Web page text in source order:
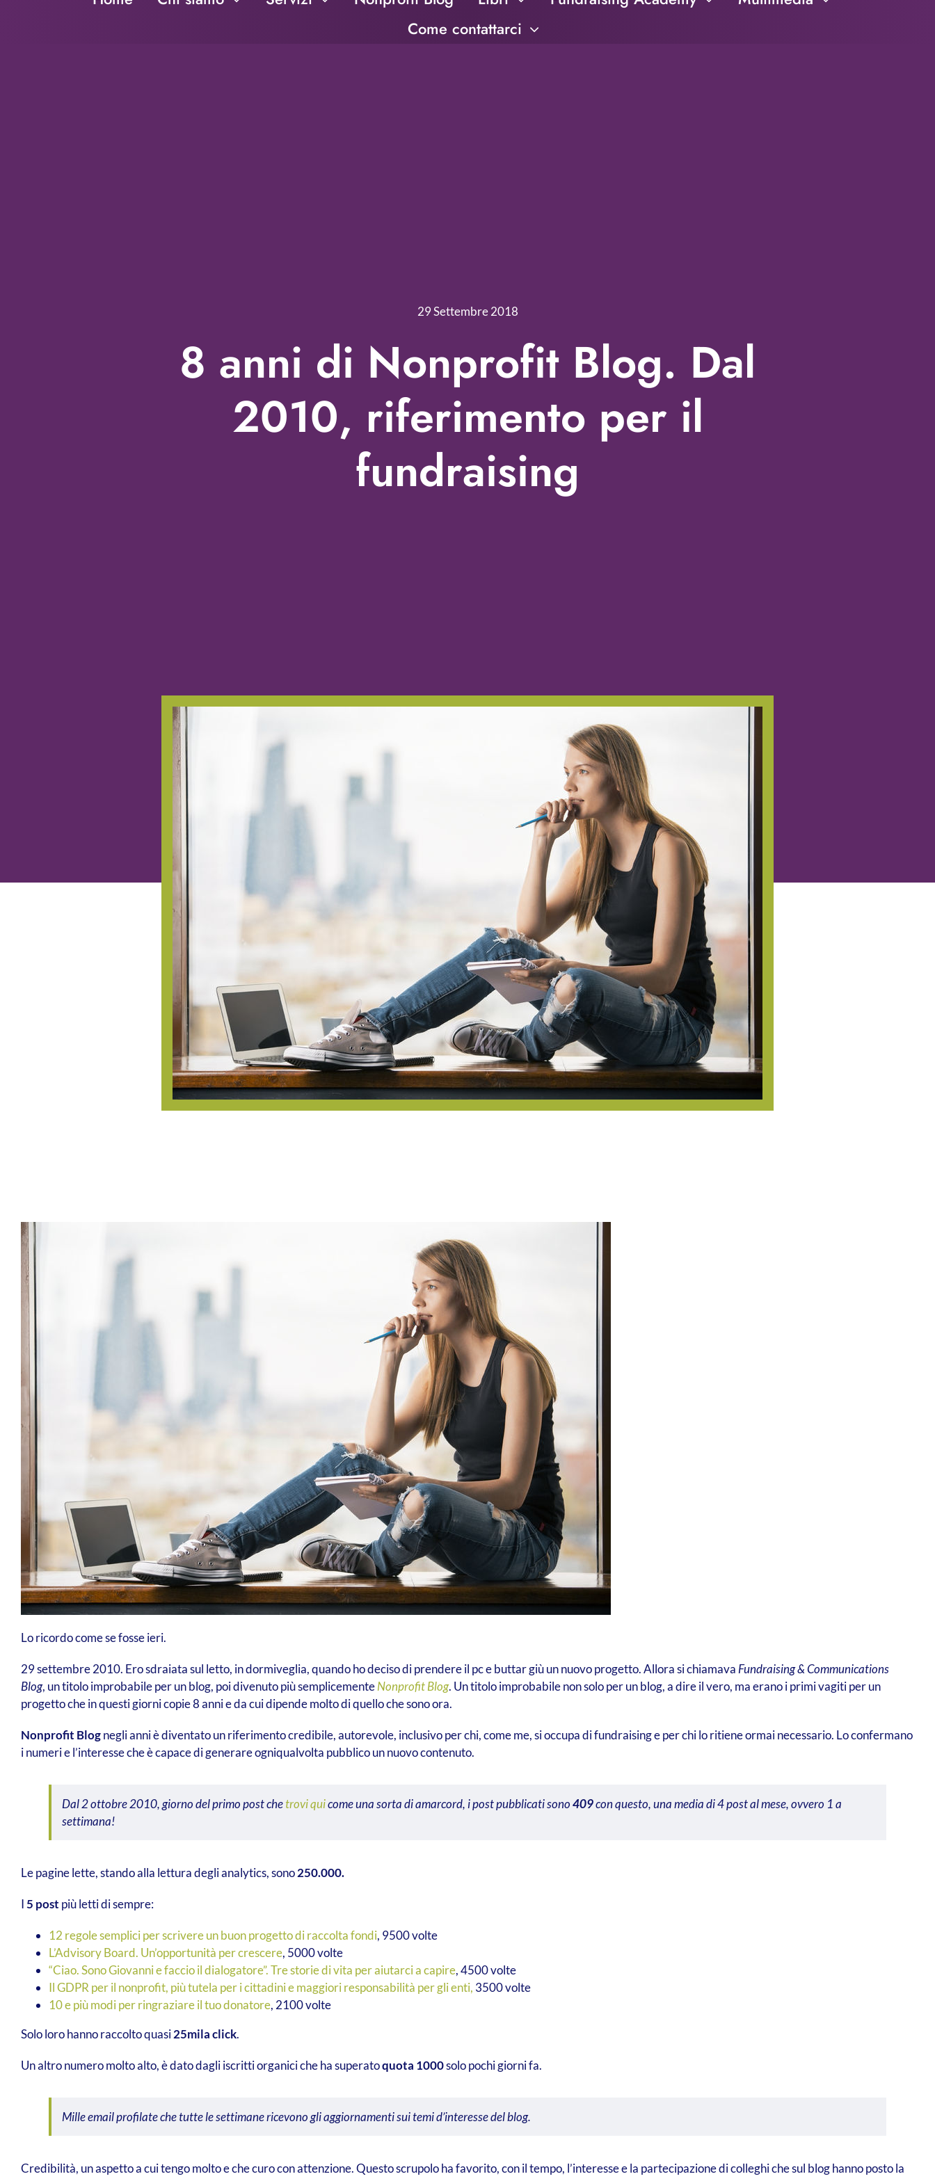
Come contattarci
29 Settembre 2018
8 anni di Nonprofit Blog. Dal
2010, riferimento per il
fundraising
Lo ricordo come se fosse ieri.
29 settembre 2010. Ero sdraiata sul letto, in dormiveglia, quando ho deciso di prendere il pc e buttar giù un nuovo progetto. Allora si chiamava Fundraising & Communications
Blog, un titolo improbabile per un blog, poi divenuto più semplicementeNonprofit Blog. Un titolo improbabile non solo per un blog, a dire il vero, ma erano i primi vagiti per un
progetto che in questi giorni copie 8 anni e da cui dipende molto di quello che sono ora.
Nonprofit Blognegli anni è diventato un riferimento credibile, autorevole, inclusivo per chi, come me, si occupa di fundraising e per chi lo ritiene ormai necessario. Lo confermano
i numeri e l’interesse che è capace di generare ogniqualvolta pubblico un nuovo contenuto.
Dal 2 ottobre 2010, giorno del primo post chetrovi quicome una sorta di amarcord, i post pubblicati sono409con questo, una media di 4 post al mese, ovvero 1 a
settimana!
Le pagine lette, stando alla lettura degli analytics, sono250.000.
I5 post più letti di sempre:
12 regole semplici per scrivere un buon progetto di raccolta fondi, 9500 volte
L’Advisory Board. Un’opportunità per crescere, 5000 volte
“Ciao. Sono Giovanni e faccio il dialogatore”. Tre storie di vita per aiutarci a capire, 4500 volte
Il GDPR per il nonprofit, più tutela per i cittadini e maggiori responsabilità per gli enti, 3500 volte
10 e più modi per ringraziare il tuo donatore, 2100 volte
Solo loro hanno raccolto quasi25mila click.
Un altro numero molto alto, è dato dagli iscritti organici che ha superatoquota 1000solo pochi giorni fa.
Mille email profilate che tutte le settimane ricevono gli aggiornamenti sui temi d’interesse del blog.
Credibilità, un aspetto a cui tengo molto e che curo con attenzione. Questo scrupolo ha favorito, con il tempo, l’interesse e la partecipazione di colleghi che sul blog hanno posto la